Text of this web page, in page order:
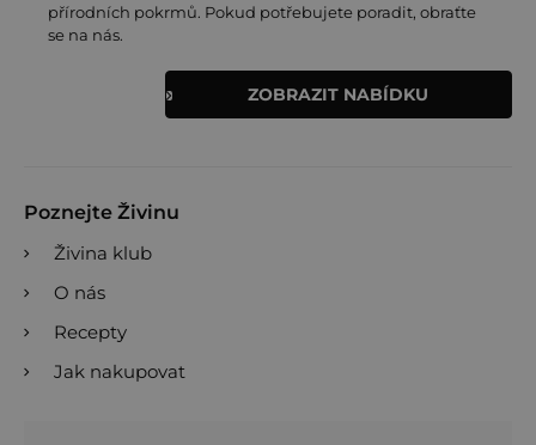
přírodních pokrmů. Pokud potřebujete poradit, obraťte
se na nás.
ZOBRAZIT NABÍDKU
Poznejte Živinu
Živina klub
O nás
Recepty
Jak nakupovat